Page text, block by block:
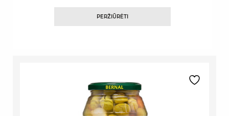
PERŽIŪRĖTI